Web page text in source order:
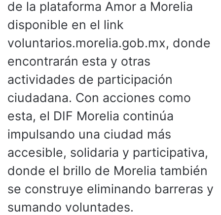
de la plataforma Amor a Morelia
disponible en el link
voluntarios.morelia.gob.mx, donde
encontrarán esta y otras
actividades de participación
ciudadana. Con acciones como
esta, el DIF Morelia continúa
impulsando una ciudad más
accesible, solidaria y participativa,
donde el brillo de Morelia también
se construye eliminando barreras y
sumando voluntades.